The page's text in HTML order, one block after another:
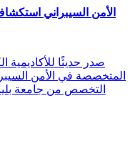
الأمن السيبراني استكشاف
المتخصصة في الأمن
التخصص من جامعة